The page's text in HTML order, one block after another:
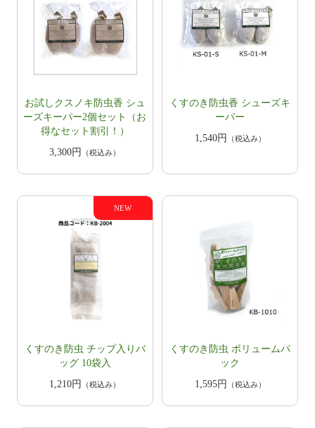
お試しクスノキ防虫香 シュ
ーズキーパー2個セット（お
得なセット割引！）
3,300円
（税込み）
くすのき防虫香 シューズキ
ーパー
1,540円
（税込み）
くすのき防虫 チップ入りバ
ッグ 10袋入
1,210円
（税込み）
くすのき防虫 ボリュームパ
ック
1,595円
（税込み）